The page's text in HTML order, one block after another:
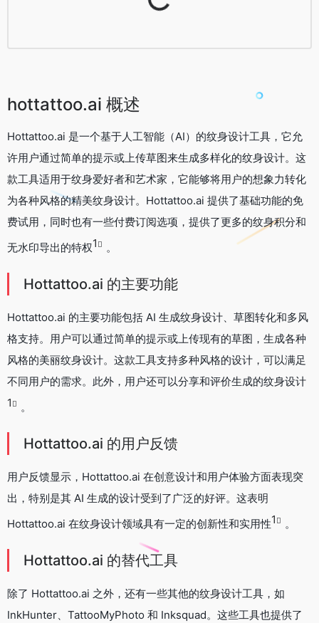
Loading...
hottattoo.ai 概述
Hottattoo.ai 是一个基于人工智能（AI）的纹身设计工具，它允
许用户通过简单的提示或上传草图来生成多样化的纹身设计。这
款工具适用于纹身爱好者和艺术家，它能够将用户的想象力转化
为各种风格的精美纹身设计。Hottattoo.ai 提供了基础功能的免
费试用，同时也有一些付费订阅选项，提供了更多的纹身积分和
无水印导出的特权1 。
Hottattoo.ai 的主要功能
Hottattoo.ai 的主要功能包括 AI 生成纹身设计、草图转化和多风
格支持。用户可以通过简单的提示或上传现有的草图，生成各种
风格的美丽纹身设计。这款工具支持多种风格的设计，可以满足
不同用户的需求。此外，用户还可以分享和评价生成的纹身设计
1
。
Hottattoo.ai 的用户反馈
用户反馈显示，Hottattoo.ai 在创意设计和用户体验方面表现突
出，特别是其 AI 生成的设计受到了广泛的好评。这表明
Hottattoo.ai 在纹身设计领域具有一定的创新性和实用性1 。
Hottattoo.ai 的替代工具
除了 Hottattoo.ai 之外，还有一些其他的纹身设计工具，如
InkHunter、TattooMyPhoto 和 Inksquad。这些工具也提供了